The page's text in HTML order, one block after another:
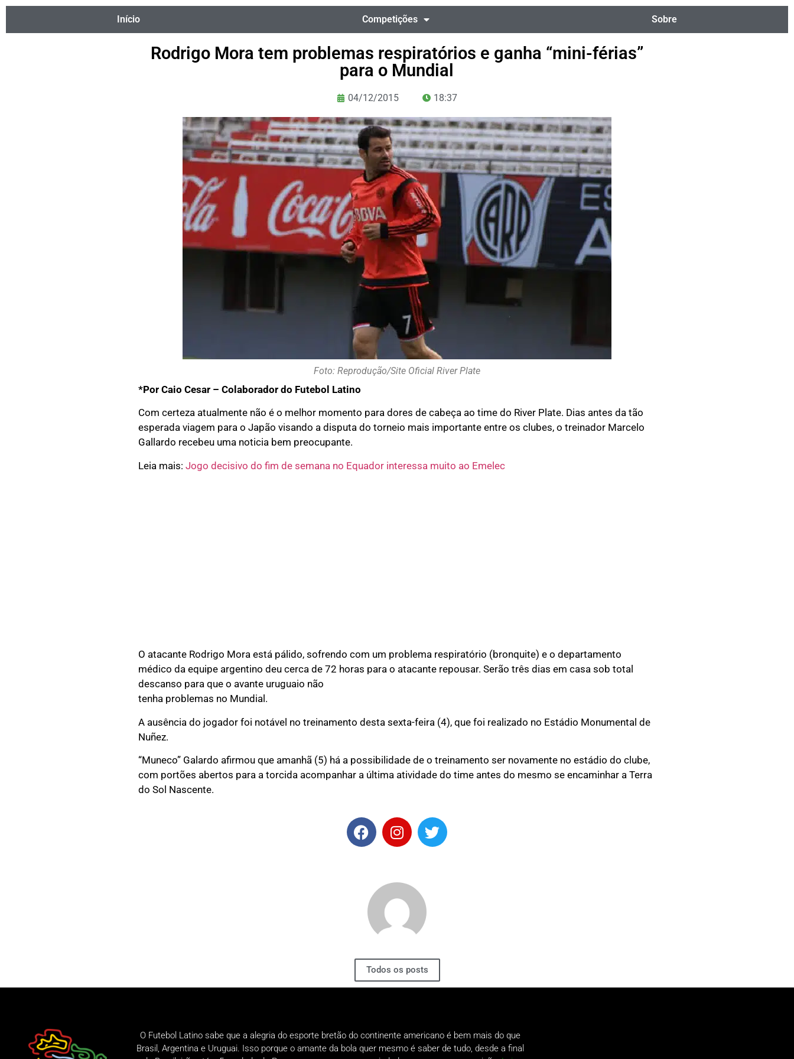
Início Competições Sobre
Rodrigo Mora tem problemas respiratórios e ganha “mini-férias”
para o Mundial
04/12/2015 18:37
Foto: Reprodução/Site Oficial River Plate
*Por Caio Cesar – Colaborador do Futebol Latino
Com certeza atualmente não é o melhor momento para dores de cabeça ao time do River Plate. Dias antes da tão
esperada viagem para o Japão visando a disputa do torneio mais importante entre os clubes, o treinador Marcelo
Gallardo recebeu uma noticia bem preocupante.
Leia mais: Jogo decisivo do fim de semana no Equador interessa muito ao Emelec
O atacante Rodrigo Mora está pálido, sofrendo com um problema respiratório (bronquite) e o departamento
médico da equipe argentino deu cerca de 72 horas para o atacante repousar. Serão três dias em casa sob total
descanso para que o avante uruguaio não
tenha problemas no Mundial.
A ausência do jogador foi notável no treinamento desta sexta-feira (4), que foi realizado no Estádio Monumental de
Nuñez.
“Muneco” Galardo afirmou que amanhã (5) há a possibilidade de o treinamento ser novamente no estádio do clube,
com portões abertos para a torcida acompanhar a última atividade do time antes do mesmo se encaminhar a Terra
do Sol Nascente.
Todos os posts
O Futebol Latino sabe que a alegria do esporte bretão do continente americano é bem mais do que
Brasil, Argentina e Uruguai. Isso porque o amante da bola quer mesmo é saber de tudo, desde a final